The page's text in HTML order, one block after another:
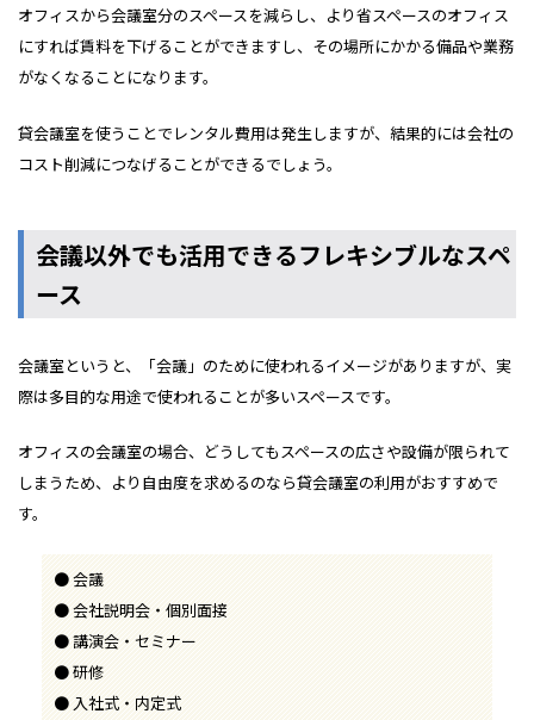
オフィスから会議室分のスペースを減らし、より省スペースのオフィス
にすれば賃料を下げることができますし、その場所にかかる備品や業務
がなくなることになります。
貸会議室を使うことでレンタル費用は発生しますが、結果的には会社の
コスト削減につなげることができるでしょう。
会議以外でも活用できるフレキシブルなスペ
ース
会議室というと、「会議」のために使われるイメージがありますが、実
際は多目的な用途で使われることが多いスペースです。
オフィスの会議室の場合、どうしてもスペースの広さや設備が限られて
しまうため、より自由度を求めるのなら貸会議室の利用がおすすめで
す。
会議
会社説明会・個別面接
講演会・セミナー
研修
入社式・内定式